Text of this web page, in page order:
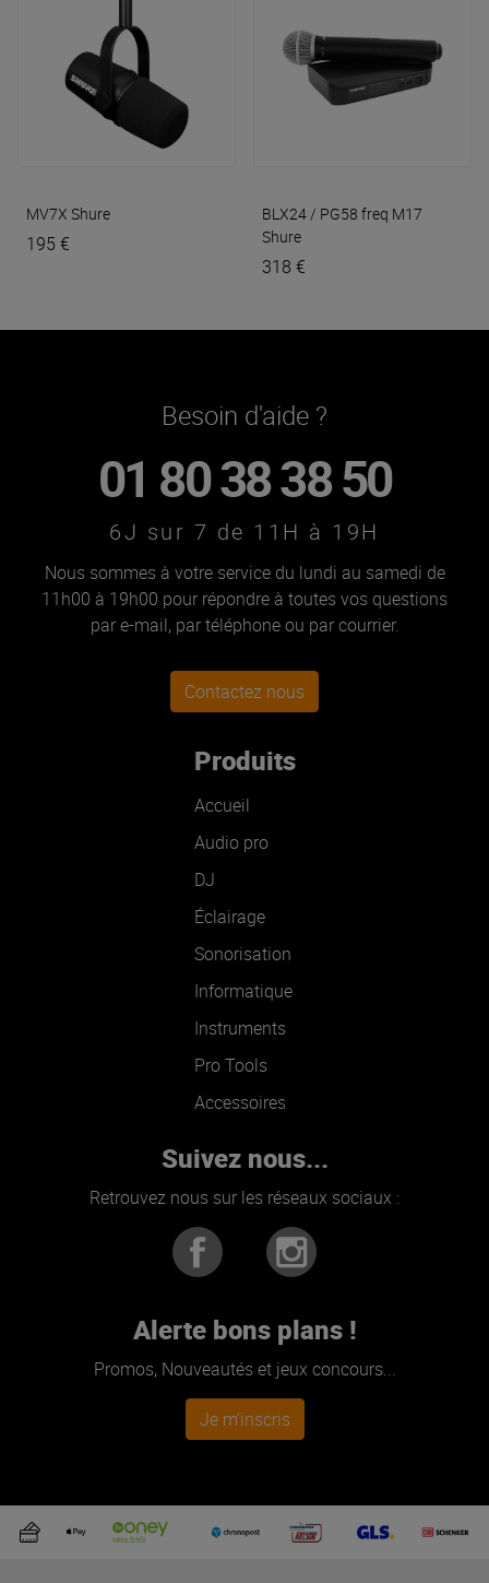
MV7X Shure
195 €
BLX24 / PG58 freq M17
Shure
318 €
Besoin d'aide ?
01 80 38 38 50
6J sur 7 de 11H à 19H
Nous sommes à votre service du lundi au samedi de
11h00 à 19h00 pour répondre à toutes vos questions
par e-mail, par téléphone ou par courrier.
Contactez nous
Produits
Accueil
Audio pro
DJ
Éclairage
Sonorisation
Informatique
Instruments
Pro Tools
Accessoires
Suivez nous...
Retrouvez nous sur les réseaux sociaux :
Alerte bons plans !
Promos, Nouveautés et jeux concours...
Je m'inscris